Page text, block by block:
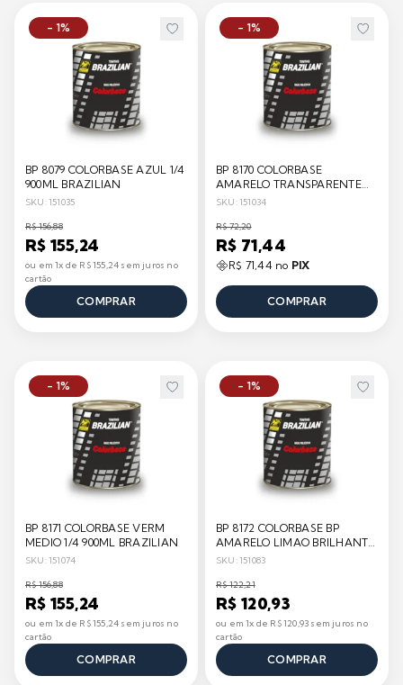
- 1%
BP 8079 COLORBASE AZUL 1/4
900ML BRAZILIAN
SKU: 151035
R$ 156,88
R$ 155,24
ou em 1x de R$ 155,24 sem juros no
cartão
COMPRAR
- 1%
BP 8170 COLORBASE
AMARELO TRANSPARENTE
1/4 900ML BRAZILIAN
SKU: 151034
R$ 72,20
R$ 71,44
R$ 71,44 no PIX
COMPRAR
- 1%
BP 8171 COLORBASE VERM
MEDIO 1/4 900ML BRAZILIAN
SKU: 151074
R$ 156,88
R$ 155,24
ou em 1x de R$ 155,24 sem juros no
cartão
COMPRAR
- 1%
BP 8172 COLORBASE BP
AMARELO LIMAO BRILHANTE
1/4 900ML BRAZILIAN
SKU: 151083
R$ 122,21
R$ 120,93
ou em 1x de R$ 120,93 sem juros no
cartão
COMPRAR